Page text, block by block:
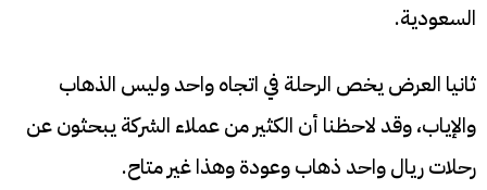
السعودية.
ثانيا العرض يخص الرحلة في اتجاه واحد وليس الذهاب
والإياب، وقد لاحظنا أن الكثير من عملاء الشركة يبحثون عن
رحلات ريال واحد ذهاب وعودة وهذا غير متاح.